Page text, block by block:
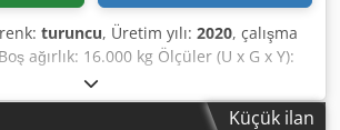
turuncu, Üretim yılı: 2020, çalışma
ağırlık: 16.000 kg Ölçüler (U x G x Y):
Dedpfx Aey Egcvsigekr
Küçük ilan